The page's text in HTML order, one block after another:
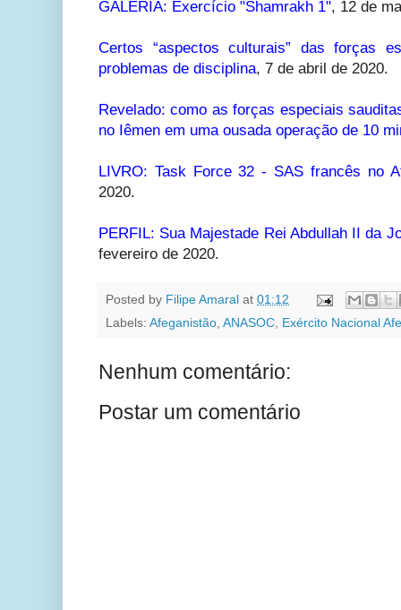
GALERIA: Exercício "Shamrakh 1", 12 de
Certos “aspectos culturais” das forças
problemas de disciplina, 7 de abril de 2020.
Revelado: como as forças especiais
no Iêmen em uma ousada operação de 10
LIVRO: Task Force 32 - SAS francês no
2020.
PERFIL: Sua Majestade Rei Abdullah II da
fevereiro de 2020.
Posted by Filipe Amaral at 01:12
Labels: Afeganistão, ANASOC, Exército Nacional
Nenhum comentário:
Postar um comentário